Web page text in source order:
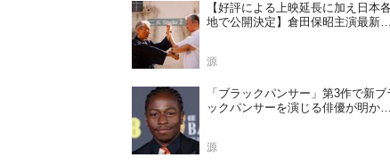
【好評による上映延長に加え日本各
地で公開決定】倉田保昭主演最新作
源
「ブラックパンサー」第3作で新ブ
ックパンサーを演じる俳優が明かさ
源